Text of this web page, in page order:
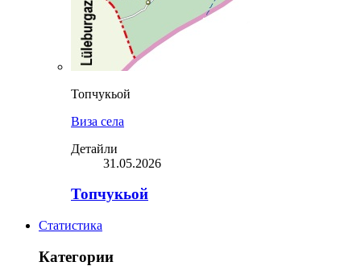
Топчукьой
Виза села
Детайли
31.05.2026
Топчукьой
Статистика
Категории